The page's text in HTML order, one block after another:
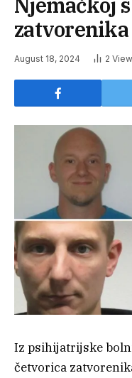
zatvorenika
August 18, 2024 2
Iz psihijatrijske
četvorica